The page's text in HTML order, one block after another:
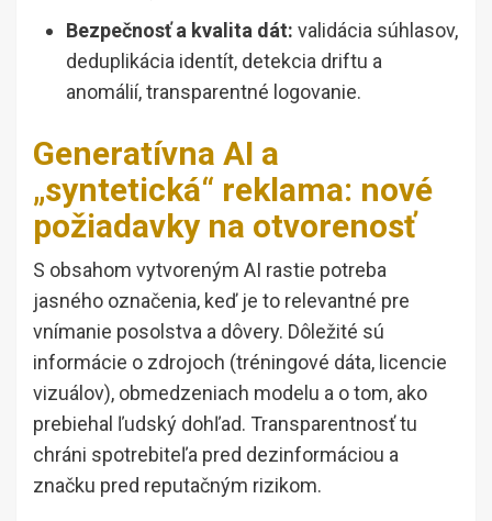
Bezpečnosť a kvalita dát: validácia súhlasov,
deduplikácia identít, detekcia driftu a
anomálií, transparentné logovanie.
Generatívna AI a
„syntetická“ reklama: nové
požiadavky na otvorenosť
S obsahom vytvoreným AI rastie potreba
jasného označenia, keď je to relevantné pre
vnímanie posolstva a dôvery. Dôležité sú
informácie o zdrojoch (tréningové dáta, licencie
vizuálov), obmedzeniach modelu a o tom, ako
prebiehal ľudský dohľad. Transparentnosť tu
chráni spotrebiteľa pred dezinformáciou a
značku pred reputačným rizikom.